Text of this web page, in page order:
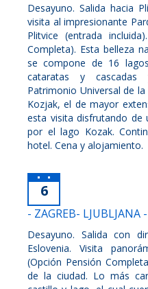
Desayuno. Salida hacia
visita al impresionante
Plitvice (entrada
Completa). Esta belleza
se compone de 16
cataratas y
Patrimonio Universal de la
Kozjak, el de mayor
esta visita disfrutando de
por el lago Kozak.
hotel. Cena y alojamiento.
6
- ZAGREB- LJUBLJANA
Desayuno. Salida con
Eslovenia. Visita
(Opción Pensión
de la ciudad. Lo más